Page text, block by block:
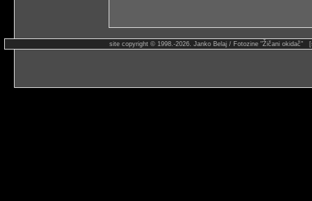
site copyright © 1998.-2026. Janko Belaj / Fotozine "Žičani okidač"